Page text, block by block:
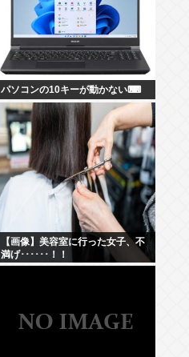
パソコンの10キーが動かない⌨
【画像】美容室に行った女子、不
満げ･･････！！